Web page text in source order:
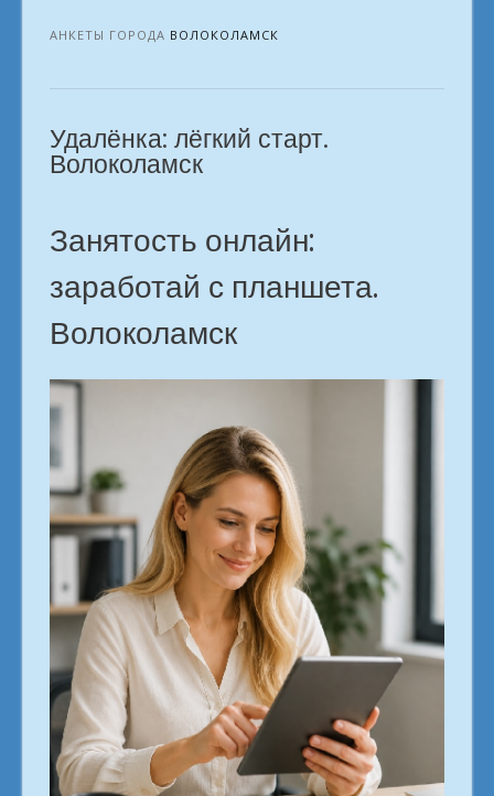
офиса:
городе
Волоколамск»
АНКЕТЫ ГОРОДА ВОЛОКОЛАМСК
Удалёнка: лёгкий старт.
Волоколамск
Занятость онлайн:
заработай с планшета.
Волоколамск